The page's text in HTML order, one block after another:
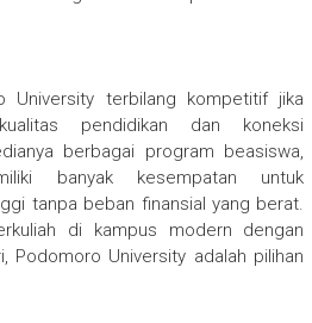
University terbilang kompetitif jika
pendidikan dan koneksi
berbagai program beasiswa,
banyak kesempatan untuk
tanpa beban finansial yang berat.
di kampus modern dengan
Podomoro University adalah pilihan